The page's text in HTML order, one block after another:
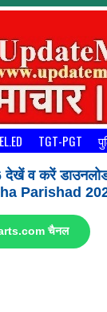
TGT-PGT
देखें व करें
Parishad
चैनल